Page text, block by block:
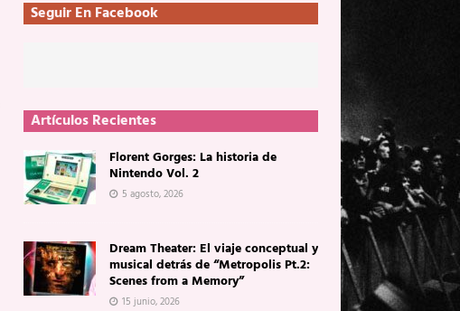
Seguir En Facebook
Artículos Recientes
Florent Gorges: La historia de
Nintendo Vol. 2
5 agosto, 2026
Dream Theater: El viaje conceptual y
musical detrás de “Metropolis Pt.2:
Scenes from a Memory”
15 junio, 2026